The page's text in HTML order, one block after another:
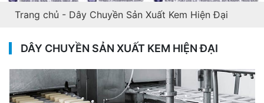
Trang chủ - Dây Chuyền Sản Xuất Kem Hiện Đại
DÂY CHUYỀN SẢN XUẤT KEM HIỆN ĐẠI